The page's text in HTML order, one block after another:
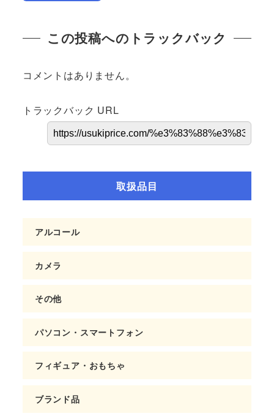
この投稿へのトラックバック
コメントはありません。
トラックバック URL
取扱品目
アルコール
カメラ
その他
パソコン・スマートフォン
フィギュア・おもちゃ
ブランド品